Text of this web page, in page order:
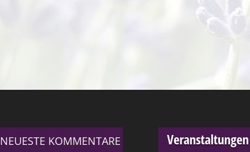
NEUESTE KOMMENTARE Veranstaltungen